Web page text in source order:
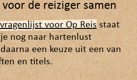
de reiziger samen
vragenlijst voor Op Reisstaat
nog naar hartenlust
een keuze uit een van
en titels.